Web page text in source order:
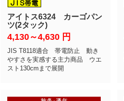
アイトス6324 カーゴパン
ツ(2タック)
4,130～4,630 円
JIS T8118適合 帯電防止 動き
やすさを実感する主力商品 ウエ
スト130cmまで展開